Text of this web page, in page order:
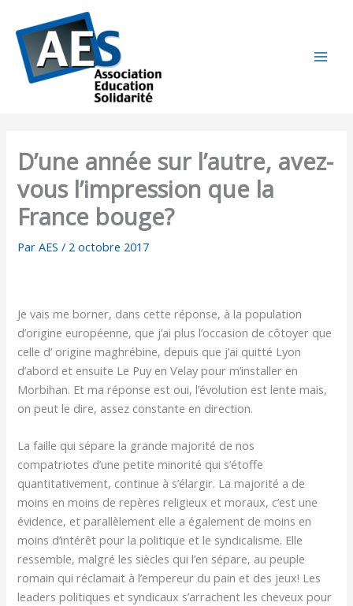
contenu
D’une année sur l’autre, avez-
vous l’impression que la
France bouge?
ParAES/ 2 octobre 2017
Je vais me borner, dans cette réponse, à la population
d’origine européenne, que j’ai plus l’occasion de côtoyer que
celle d’ origine maghrébine, depuis que j’ai quitté Lyon
d’abord et ensuite Le Puy en Velay pour m’installer en
Morbihan. Et ma réponse est oui, l’évolution est lente mais,
on peut le dire, assez constante en direction.
La faille qui sépare la grande majorité de nos
compatriotes d’une petite minorité qui s’étoffe
quantitativement, continue à s’élargir. La majorité a de
moins en moins de repères religieux et moraux, c’est une
évidence, et parallèlement elle a également de moins en
moins d’intérêt pour la politique et le syndicalisme. Elle
ressemble, malgré les siècles qui l’en sépare, au peuple
romain qui réclamait à l’empereur du pain et des jeux! Les
leaders politiques et syndicaux s’arrachent les cheveux pour